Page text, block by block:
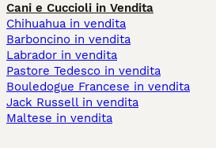
Cani e Cuccioli in Vendita
Chihuahua in vendita
Barboncino in vendita
Labrador in vendita
Pastore Tedesco in vendita
Bouledogue Francese in vendita
Jack Russell in vendita
Maltese in vendita